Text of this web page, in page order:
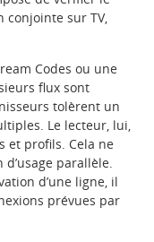
sur TV,
Codes ou une
flux sont
tolèrent un
Le lecteur, lui,
et profils. Cela ne
parallèle.
d’une ligne, il
prévues par